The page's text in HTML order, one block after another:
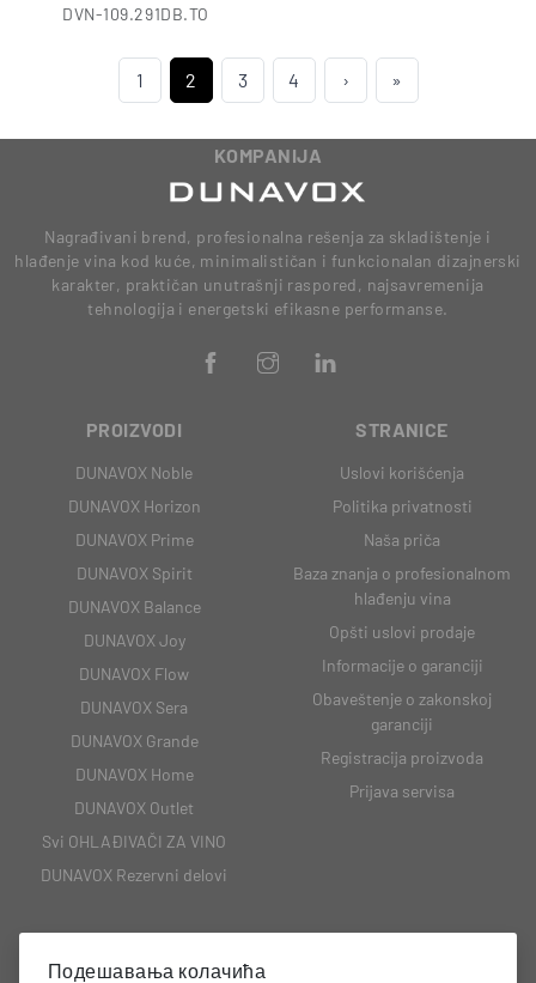
DVN-109.291DB.TO
1 2 3 4 › »
KOMPANIJA
Nagrađivani brend, profesionalna rešenja za skladištenje i
hlađenje vina kod kuće, minimalističan i funkcionalan dizajnerski
karakter, praktičan unutrašnji raspored, najsavremenija
tehnologija i energetski efikasne performanse.
PROIZVODI
DUNAVOX Noble
DUNAVOX Horizon
DUNAVOX Prime
DUNAVOX Spirit
DUNAVOX Balance
DUNAVOX Joy
DUNAVOX Flow
DUNAVOX Sera
DUNAVOX Grande
DUNAVOX Home
DUNAVOX Outlet
Svi OHLAĐIVAČI ZA VINO
DUNAVOX Rezervni delovi
STRANICE
Uslovi korišćenja
Politika privatnosti
Naša priča
Baza znanja o profesionalnom
hlađenju vina
Opšti uslovi prodaje
Informacije o garanciji
Obaveštenje o zakonskoj
garanciji
Registracija proizvoda
Prijava servisa
Подешавања колачића